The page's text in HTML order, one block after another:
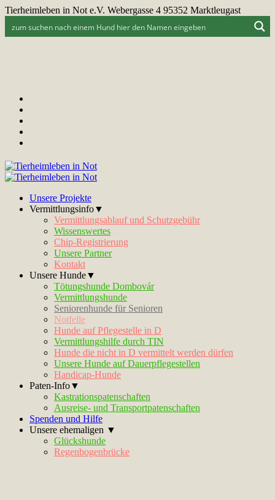
Tierheimleben in Not e.V. Webergasse 4 95352 Marktleugast
Unsere Projekte
Vermittlungsinfo▼
Vermittlungsablauf und Schutzgebühr
Wissenswertes
Chip-Registrierung
Unsere Partner
Kontakt
Unsere Hunde▼
Tötungshunde Dombovár
Vermittlungshunde
Seniorenhunde für Senioren
Notfelle
Hunde auf Pflegestelle in D
Vermittlungshilfe durch TIN
Hunde die nicht in D vermittelt werden dürfen
Unsere Hunde auf Dauerpflegestellen
Handicap-Hunde
Paten-Info▼
Kastrationspatenschaften
Ausreise- und Transportpatenschaften
Spenden und Hilfe
Unsere ehemaligen ▼
Glückshunde
Regenbogenbrücke